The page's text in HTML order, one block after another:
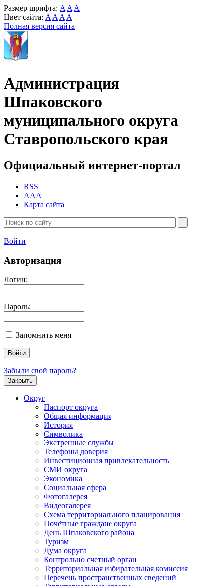
Размер шрифта: A A A
Цвет сайта: A A A A
Полная версия сайта
Администрация
Шпаковского
муниципального округа
Ставропольского края
Официальный интернет-портал
RSS
AAA
Карта сайта
Войти
Авторизация
Логин:
Пароль:
Запомнить меня
Забыли свой пароль?
Закрыть
Округ
Паспорт округа
Общая информация
История
Символика
Экстренные службы
Телефоны доверия
Инвестиционная привлекательность
СМИ округа
Экономика
Социальная сфера
Фотогалерея
Видеогалерея
Схема территориального планирования
Почётные граждане округа
День Шпаковского района
Туризм
Дума округа
Контрольно счетный орган
Территориальная избирательная комиссия
Перечень пространственных сведений